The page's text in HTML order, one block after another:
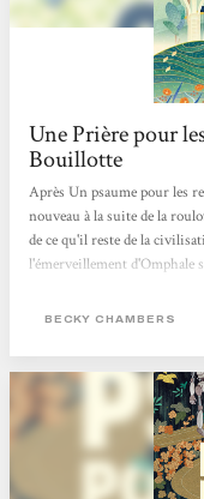
Une Prière pour
Bouillotte
Après Un psaume pour les
nouveau à la suite de la
de ce qu'il reste de la
l'émerveillement d'Omphale
ceux de Dex, toujours à la
sans nier nos zones
BECKY CHAMBERS